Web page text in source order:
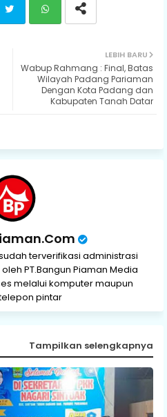
ats
ap
LEBIH BARU
Wabup Rahmang : Final, Batas
Wilayah Padang Pariaman
Dengan Kota Padang dan
Kabupaten Tanah Datar
terverifikasi administrasi
PT.Bangun Piaman Media
melalui komputer maupun
pintar
Tampilkan selengkapnya